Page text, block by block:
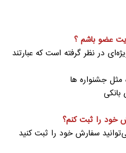
عضو باشم ؟
در نظر گرفته است که عبارتند
مثل جشنواره ها
بانکی
خود را ثبت کنم؟